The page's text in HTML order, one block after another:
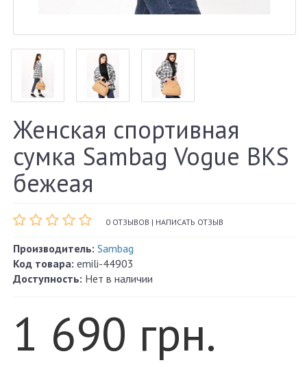
Женская спортивная
сумка Sambag Vogue BKS
бежеая
0 ОТЗЫВОВ | НАПИСАТЬ ОТЗЫВ
Производитель: Sambag
Код товара: emili-44903
Доступность: Нет в наличии
1 690 грн.